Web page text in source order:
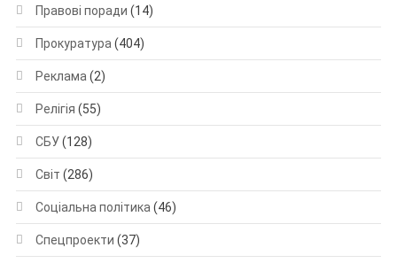
Правові поради (14)
Прокуратура (404)
Реклама (2)
Релігія (55)
СБУ(128)
Світ (286)
Соціальна політика (46)
Спецпроекти (37)